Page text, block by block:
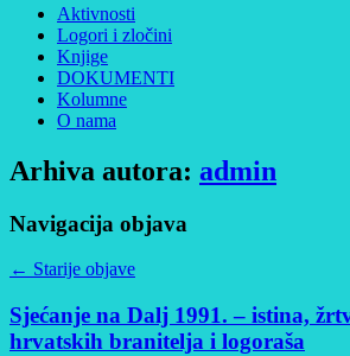
Aktivnosti
Logori i zločini
Knjige
DOKUMENTI
Kolumne
O nama
Arhiva autora: admin
Navigacija objava
← Starije objave
Sjećanje na Dalj 1991. – istina,
hrvatskih branitelja i logoraša